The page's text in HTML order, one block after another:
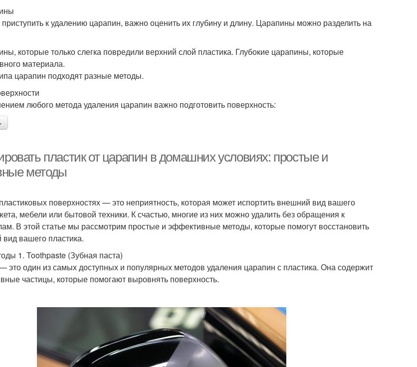
к удалению царапин, важно оценить их глубину и длину. Царапины можно разделить на
которые только слегка повредили верхний слой пластика. Глубокие царапины, которые
материала.
царапин подходят разные методы.
любого метода удаления царапин важно подготовить поверхность:
пластик от царапин в домашних условиях: простые и
методы
поверхностях — это неприятность, которая может испортить внешний вид вашего
мебели или бытовой техники. К счастью, многие из них можно удалить без обращения к
В этой статье мы рассмотрим простые и эффективные методы, которые помогут восстановить
вашего пластика.
1. Toothpaste (Зубная паста)
это один из самых доступных и популярных методов удаления царапин с пластика. Она содержит
частицы, которые помогают выровнять поверхность.